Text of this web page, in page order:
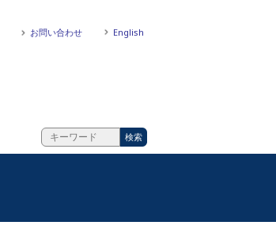
お問い合わせ English